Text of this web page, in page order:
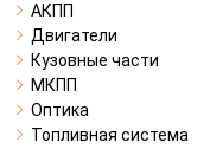
АКПП
Двигатели
Кузовные части
МКПП
Оптика
Топливная система